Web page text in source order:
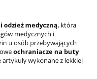
odzież medyczną, która
medycznych i
u osób przebywających
ochraniacze na buty
artykuły wykonane z lekkiej